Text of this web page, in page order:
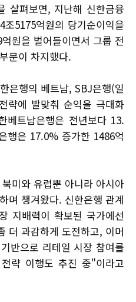
살펴보면, 지난해 신한금융
5175억원의 당기순이익을
원을 벌어들이면서 그룹 전
문이 차지했다.
은행의 베트남, SBJ은행(일
략에 발맞춰 순익을 극대화
베트남은행은 전년보다 13.
행은 17.0% 증가한 1486억
미와 유럽뿐 아니라 아시아
며 챙겨왔다. 신한은행 관계
지배력이 확보된 국가에선
더 과감하게 도전하고, 이머
반으로 리테일 시장 참여를
략 이행도 추진 중"이라고